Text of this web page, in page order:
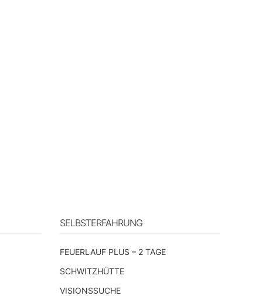
SELBSTERFAHRUNG
FEUERLAUF PLUS – 2 TAGE
SCHWITZHÜTTE
VISIONSSUCHE